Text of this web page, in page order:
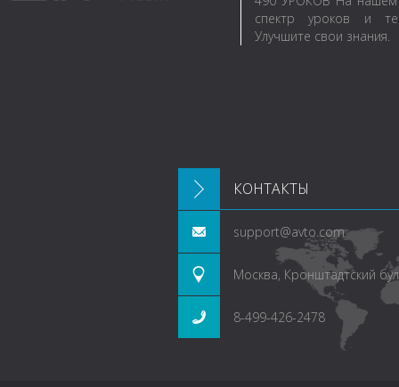
спектр уроков и
Улучшите свои знания.
КОНТАКТЫ
support@avto.com
Москва, Кронштадтский
8-499-426-2478